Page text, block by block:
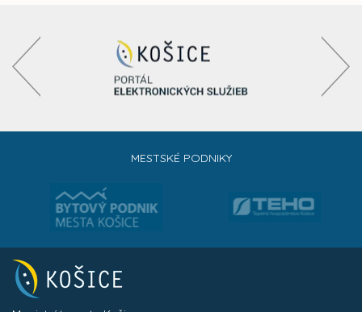
MESTSKÉ PODNIKY